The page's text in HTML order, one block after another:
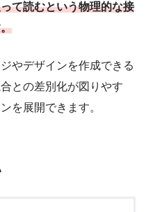
て読むという物理的な接
やデザインを作成できる
との差別化が図りやす
を展開できます。